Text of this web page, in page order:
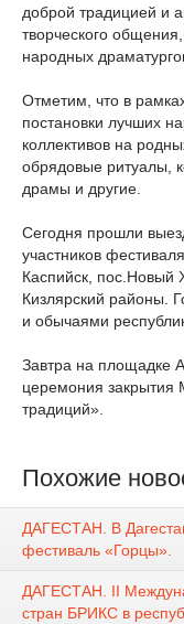
доброй традицией и
творческого
народных
Отметим, что в
постановки лучших
коллективов на
обрядовые ритуалы,
драмы и другие.
Сегодня прошли
участников
Каспийск, пос.Новый
Кизлярский районы.
и обычаями
Завтра на площадке
церемония закрытия
традиций».
Похожие
ДАГЕСТАН. В
фестиваль «Горцы».
ДАГЕСТАН. II
стран БРИКС в